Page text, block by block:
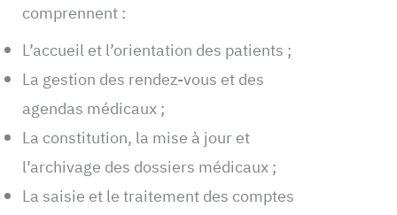
comprennent :
L’accueil et l’orientation des patients ;
La gestion des rendez-vous et des
agendas médicaux ;
La constitution, la mise à jour et
l’archivage des dossiers médicaux ;
La saisie et le traitement des comptes